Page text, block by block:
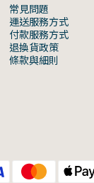
常見問題
運送服務方式
付款服務方式
退換貨政策
條款與細則